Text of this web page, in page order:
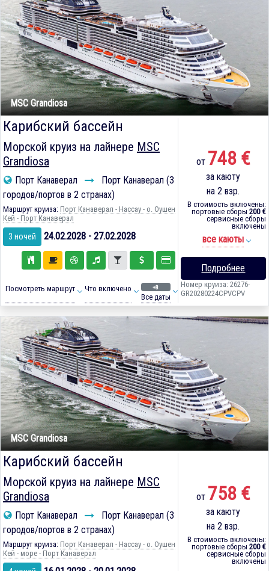
MSC Grandiosa
Карибский бассейн
Морской круиз на лайнере MSC
Grandiosa
Порт Канаверал
Порт Канаверал (3
городов/портов в 2 странах)
Маршрут круиза: Порт Канаверал - Нассау - о. Оушен
Кей - Порт Канаверал
3 ночей 24.02.2028 - 27.02.2028
Посмотреть маршрут Что включено +8
Все даты
от 748 €
за каюту
на 2 взр.
В стоимость включены:
портовые сборы 200 €
сервисные сборы
включены
все каюты
Подробнее
Номер круиза: 26276-
GR20280224CPVCPV
MSC Grandiosa
Карибский бассейн
Морской круиз на лайнере MSC
Grandiosa
Порт Канаверал
Порт Канаверал (3
городов/портов в 2 странах)
Маршрут круиза: Порт Канаверал - Нассау - о. Оушен
Кей - море - Порт Канаверал
от 758 €
за каюту
на 2 взр.
В стоимость включены:
портовые сборы 200 €
сервисные сборы
включены